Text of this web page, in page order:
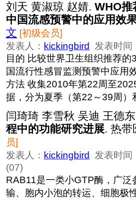
刘天 黄淑琼 赵婧. WHO推
中国流感预警中的应用效
文 [初级会员]
发表人： kickingbird 发表时间
目的 比较世界卫生组织推荐
国流行性感冒监测预警中应用
方法 收集2010年第22周至
据，分为夏季（第22～39周）
闫琦琦 李雪秋 吴迪 王德
程中的功能研究进展. 热
员]
发表人： kickingbird 发表时间
(07)
RAB11是一类小GTP酶，广
输、胞内小泡的转运、细胞极